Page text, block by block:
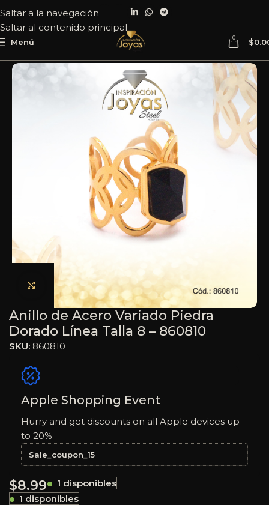
Saltar a la navegación
Saltar al contenido principal
Menú 0 $
Haga clic para ampliar
Anillo de Acero Variado Piedra
Dorado Línea Talla 8 – 860810
SKU: 860810
Apple Shopping Event
Hurry and get discounts on all Apple devices up
to 20%
Sale_coupon_15
$8.99
1 disponibles
1 disponibles